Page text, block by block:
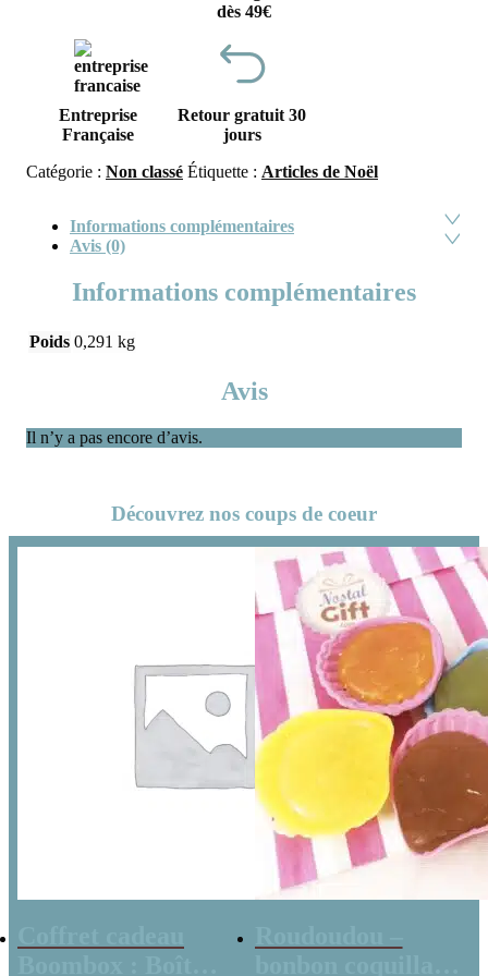
dès 49€
Entreprise
Française
Retour gratuit 30
jours
Catégorie : Non classé Étiquette : Articles de Noël
Informations complémentaires
Avis (0)
Informations complémentaires
Poids 0,291 kg
Avis
Il n’y a pas encore d’avis.
Découvrez nos coups de coeur